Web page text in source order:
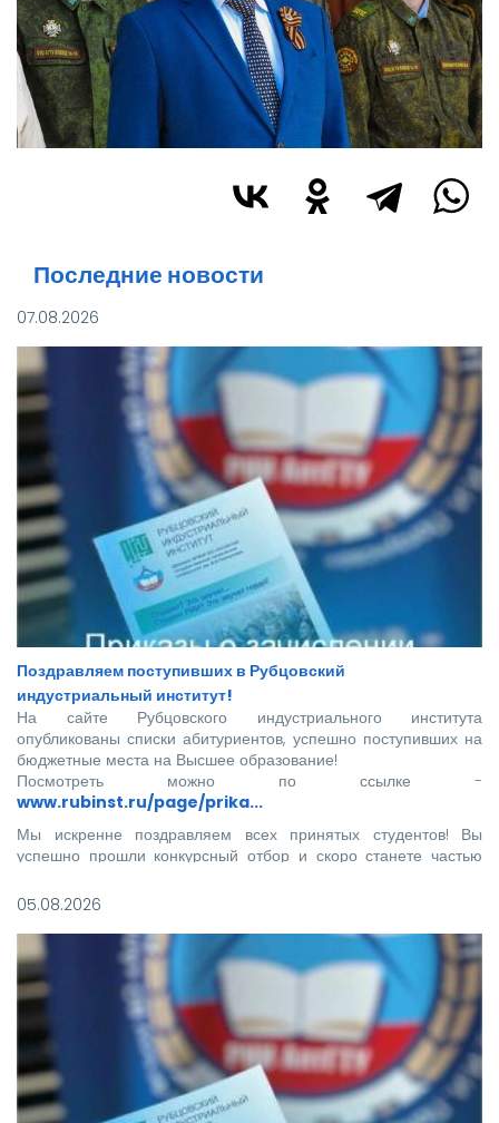
Последние новости
07.08.2026
Поздравляем поступивших в Рубцовский
индустриальный институт!
На сайте Рубцовского индустриального института
опубликованы списки абитуриентов, успешно поступивших на
бюджетные места на Высшее образование!
Посмотреть можно по ссылке -
www.rubinst.ru/page/prika...
Мы искренне поздравляем всех принятых студентов! Вы
успешно прошли конкурсный отбор и скоро станете частью
05.08.2026